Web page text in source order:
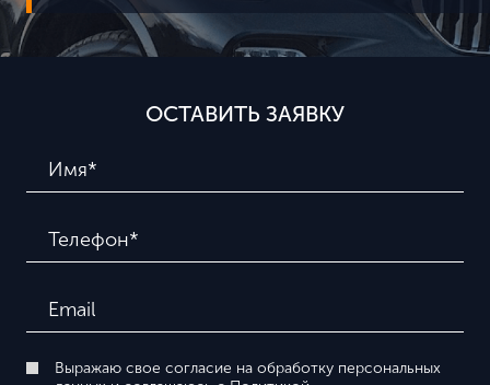
ОСТАВИТЬ ЗАЯВКУ
Выражаю свое согласие на обработку персональных